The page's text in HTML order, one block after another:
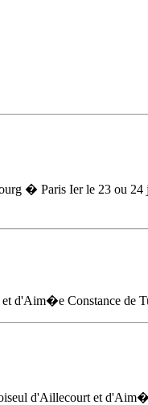
� Paris Ierle 23 ou 24
d'Aim�e Constance de
d'Aillecourt et d'